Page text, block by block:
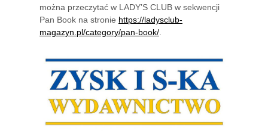
można przeczytać w LADY’S CLUB w sekwencji
Pan Book na stronie https://ladysclub-
magazyn.pl/category/pan-book/